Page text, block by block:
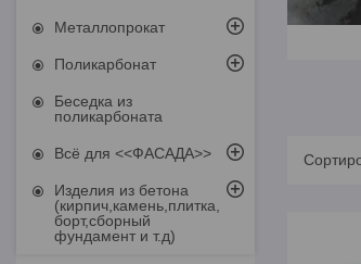
Металлопрокат
Поликарбонат
Беседка из
поликарбоната
Всё для <<ФАСАДА>>
Изделия из бетона
(кирпич,камень,плитка,
борт,сборный
фундамент и т.д)